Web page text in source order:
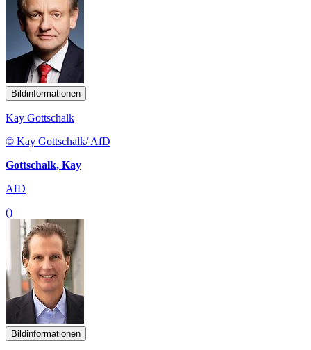
Bildinformationen
Kay Gottschalk
© Kay Gottschalk/ AfD
Gottschalk, Kay
AfD
()
Bildinformationen